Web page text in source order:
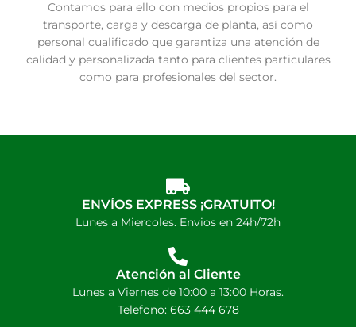
Contamos para ello con medios propios para el
transporte, carga y descarga de planta, así como
personal cualificado que garantiza una atención de
calidad y personalizada tanto para clientes particulares
como para profesionales del sector.
ENVÍOS EXPRESS ¡GRATUITO!
Lunes a Miercoles. Envios en 24h/72h
Atención al Cliente
Lunes a Viernes de 10:00 a 13:00 Horas.
Telefono: 663 444 678